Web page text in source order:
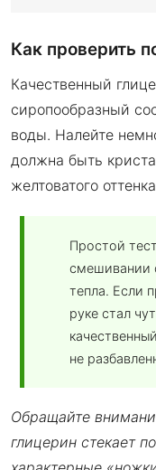
Как проверить
Качественный
сиропообразный
воды. Налейте
должна быть
желтоватого
Простой
смешивании
тепла. Если
руке стал
не
Обращайте
глицерин стекает